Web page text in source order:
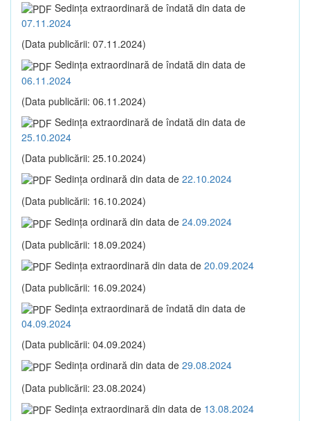
Sedinţa extraordinară de îndată din data de
07.11.2024
(Data publicării: 07.11.2024)
Sedinţa extraordinară de îndată din data de
06.11.2024
(Data publicării: 06.11.2024)
Sedinţa extraordinară de îndată din data de
25.10.2024
(Data publicării: 25.10.2024)
Sedinţa ordinară din data de 22.10.2024
(Data publicării: 16.10.2024)
Sedinţa ordinară din data de 24.09.2024
(Data publicării: 18.09.2024)
Sedinţa extraordinară din data de 20.09.2024
(Data publicării: 16.09.2024)
Sedinţa extraordinară de îndată din data de
04.09.2024
(Data publicării: 04.09.2024)
Sedinţa ordinară din data de 29.08.2024
(Data publicării: 23.08.2024)
Sedinţa extraordinară din data de 13.08.2024